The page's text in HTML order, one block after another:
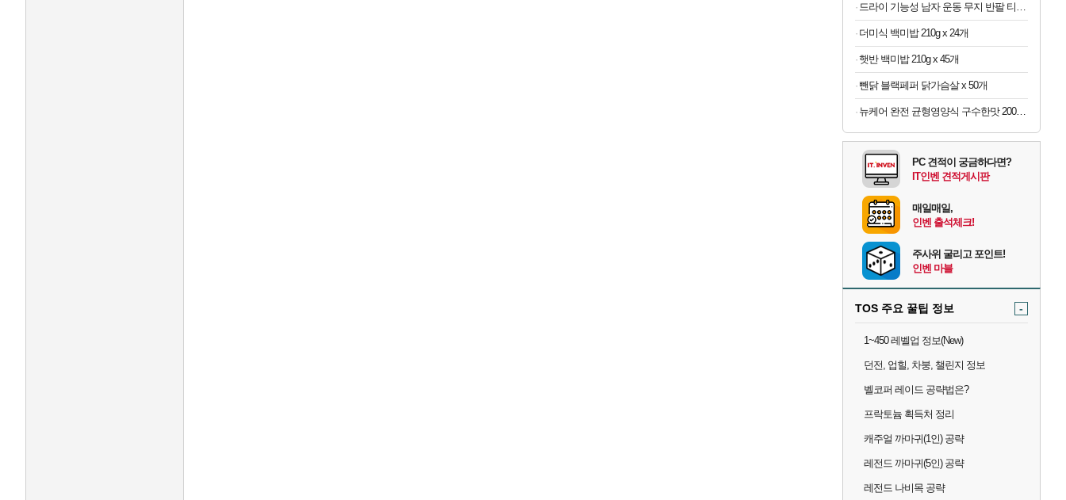
드라이 기능성 남자 운동 무지 반팔 티셔츠 빅사이즈
더미식 백미밥 210g x 24개
햇반 백미밥 210g x 45개
뺀닭 블랙페퍼 닭가슴살 x 50개
뉴케어 완전 균형영양식 구수한맛 200ml x 24개
PC 견적이 궁금하다면?
IT인벤 견적게시판
매일매일,
인벤 출석체크!
주사위 굴리고 포인트!
인벤 마블
TOS 주요 꿀팁 정보 -
1~450 레벨업 정보(New)
던전, 업힐, 차붕, 챌린지 정보
벨코퍼 레이드 공략법은?
프락토늄 획득처 정리
캐주얼 까마귀(1인) 공략
레전드 까마귀(5인) 공략
레전드 나비목 공략